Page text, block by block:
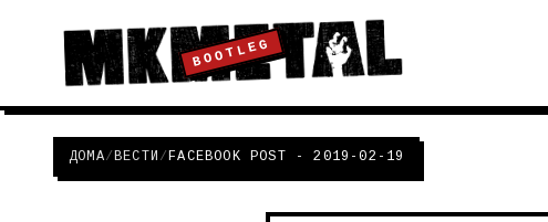
BOOTLEG
ДОМА/ВЕСТИ /FACEBOOK POST - 2019-02-19